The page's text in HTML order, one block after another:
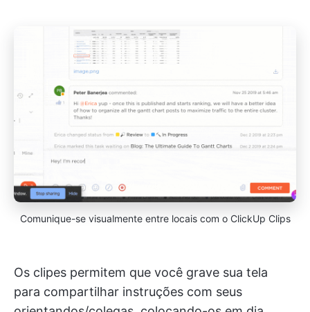
Comunique-se visualmente entre locais com o ClickUp Clips
Os clipes permitem que você grave sua tela
para compartilhar instruções com seus